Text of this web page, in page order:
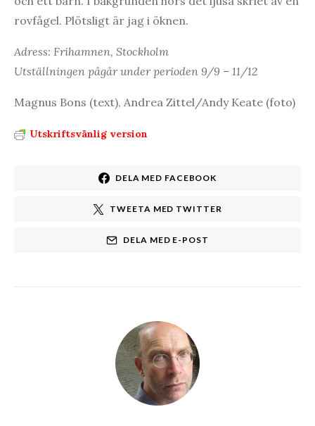
rovfågel. Plötsligt är jag i öknen.
Adress: Frihamnen, Stockholm
Utställningen pågår under perioden 9/9 – 11/12
Magnus Bons (text), Andrea Zittel/Andy Keate (foto)
Utskriftsvänlig version
DELA MED FACEBOOK
TWEETA MED TWITTER
DELA MED E-POST